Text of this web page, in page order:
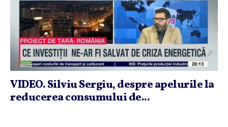
VIDEO. Silviu Sergiu, despre apelurile la
reducerea consumului de...